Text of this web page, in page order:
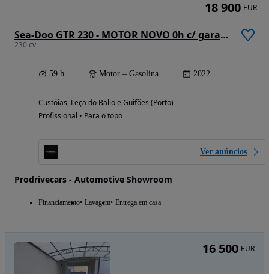
Sea-Doo GTR 230 - MOTOR NOVO 0h c/ garantia + atrelado LED
230 cv
59 h Motor – Gasolina 2022
Custóias, Leça do Balio e Guifões (Porto)
Profissional • Para o topo
Ver anúncios
Prodrivecars - Automotive Showroom
Financiamento Lavagem Entrega em casa
18 900 EUR
16 500 EUR